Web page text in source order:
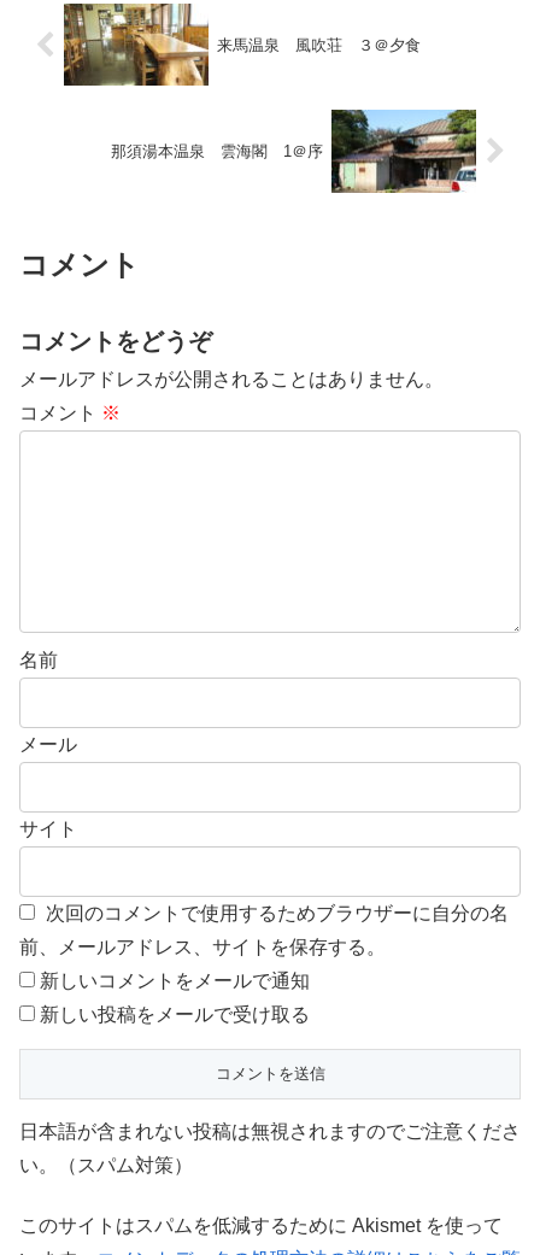
来馬温泉 風吹荘 ３＠夕食
那須湯本温泉 雲海閣 1＠序
コメント
コメントをどうぞ
メールアドレスが公開されることはありません。
コメント ※
名前
メール
サイト
次回のコメントで使用するためブラウザーに自分の名
前、メールアドレス、サイトを保存する。
新しいコメントをメールで通知
新しい投稿をメールで受け取る
日本語が含まれない投稿は無視されますのでご注意くださ
い。（スパム対策）
このサイトはスパムを低減するために Akismet を使って